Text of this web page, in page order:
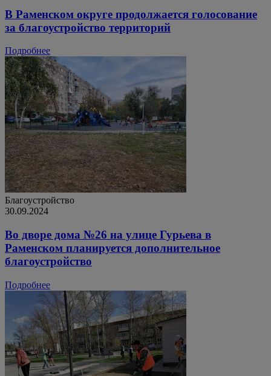
В Раменском округе продолжается голосование
за благоустройство территорий
Подробнее
Благоустройство
30.09.2024
Во дворе дома №26 на улице Гурьева в
Раменском планируется дополнительное
благоустройство
Подробнее